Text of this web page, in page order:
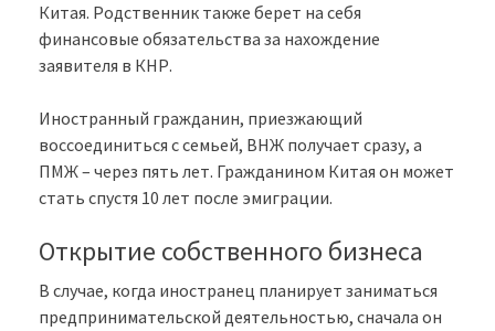
Китая. Родственник также берет на себя
финансовые обязательства за нахождение
заявителя в КНР.
Иностранный гражданин, приезжающий
воссоединиться с семьей, ВНЖ получает сразу, а
ПМЖ – через пять лет. Гражданином Китая он может
стать спустя 10 лет после эмиграции.
Открытие собственного бизнеса
В случае, когда иностранец планирует заниматься
предпринимательской деятельностью, сначала он